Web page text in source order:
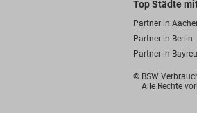
Top Städte
Partner in
Partner in Berlin
Partner in
© BSW
Alle Rechte